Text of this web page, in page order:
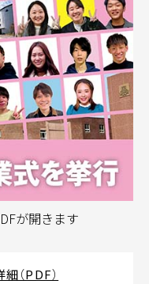
が開きます
（PDF）